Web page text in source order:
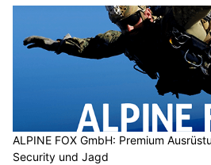
ALPINE FOX GmbH: Premium
Security und Jagd